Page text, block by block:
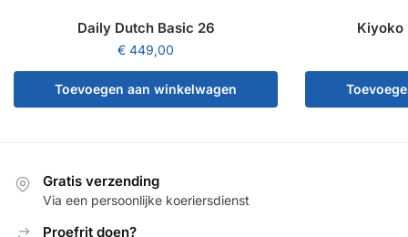
Daily Dutch Basic 26
€ 449,00
Toevoegen aan winkelwagen
Kiyoko
Gratis verzending
Via een persoonlijke koeriersdienst
Proefrit doen?